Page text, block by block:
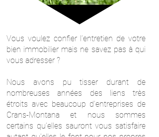
Vous voulez confier l’entretien de votre
bien immobilier mais ne savez pas à qui
vous adresser ?
Nous avons pu tisser durant de
nombreuses années des liens très
étroits avec beaucoup d’entreprises de
Crans-Montana et nous sommes
certains qu’elles sauront vous satisfaire